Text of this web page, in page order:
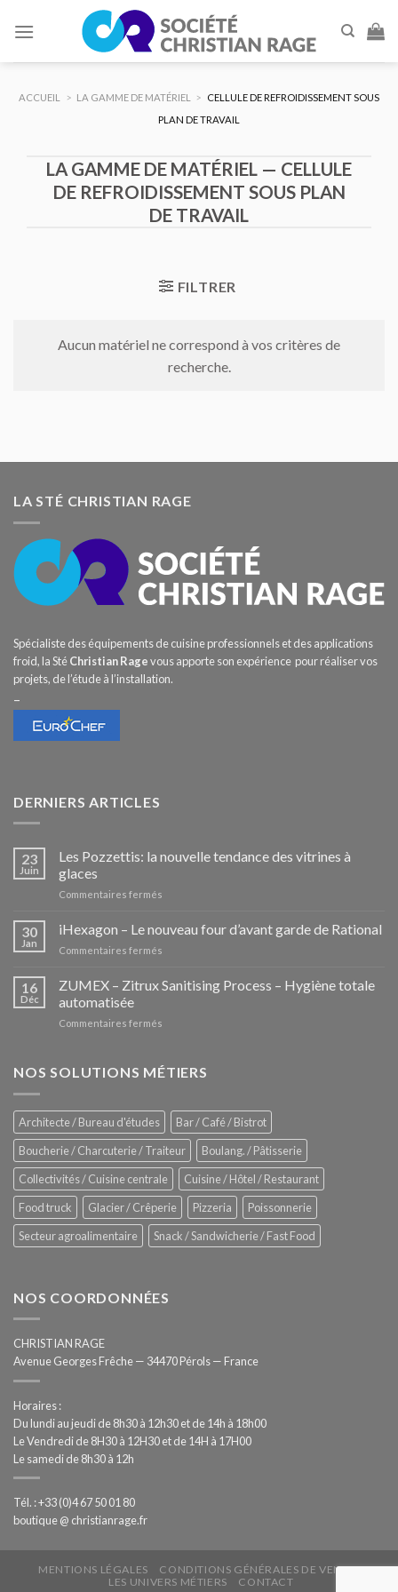
ACCUEIL > LA GAMME DE MATÉRIEL >
CELLULE DE REFROIDISSEMENT SOUS
PLAN DE TRAVAIL
LA GAMME DE MATÉRIEL — CELLULE
DE REFROIDISSEMENT SOUS PLAN
DE TRAVAIL
FILTRER
Aucun matériel ne correspond à vos critères de
recherche.
LA STÉ CHRISTIAN RAGE
Spécialiste des équipements de cuisine professionnels et des applications
froid, la StéChristian Ragevous apporte son expérience pour réaliser vos
projets, de l’étude à l’installation.
–
DERNIERS ARTICLES
23
Juin
Les Pozzettis: la nouvelle tendance des vitrines à
glaces
Commentaires fermés
Pozzettis:
des
30
Jan
iHexagon – Le nouveau four d’avant garde de Rational
Commentaires fermés
–
de
16
Déc
ZUMEX – Zitrux Sanitising Process – Hygiène totale
automatisée
Commentaires fermés
Zitrux
–
Hygiène
totale
automatisée
NOS SOLUTIONS MÉTIERS
Architecte / Bureau d'études
Bar / Café / Bistrot
Boucherie / Charcuterie / Traiteur
Boulang. / Pâtisserie
Collectivités / Cuisine centrale
Cuisine / Hôtel / Restaurant
Food truck
Glacier / Crêperie Pizzeria
Poissonnerie
Secteur agroalimentaire
Snack / Sandwicherie / Fast Food
NOS COORDONNÉES
CHRISTIAN RAGE
Avenue Georges Frêche — 34470 Pérols — France
Horaires :
Du lundi au jeudi de 8h30 à 12h30 et de 14h à 18h00
Le Vendredi de 8H30 à 12H30 et de 14H à 17H00
Le samedi de 8h30 à 12h
Tél. : +33 (0)4 67 50 01 80
boutique @ christianrage.fr
MENTIONS LÉGALES
CONDITIONS GÉNÉRALES DE VENTE
LES UNIVERS MÉTIERS
CONTACT